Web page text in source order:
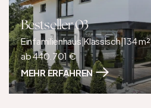
Bestseller 03
Einfamilienhaus|Klassisch|134 m²
ab 440.701 €
MEHR ERFAHREN